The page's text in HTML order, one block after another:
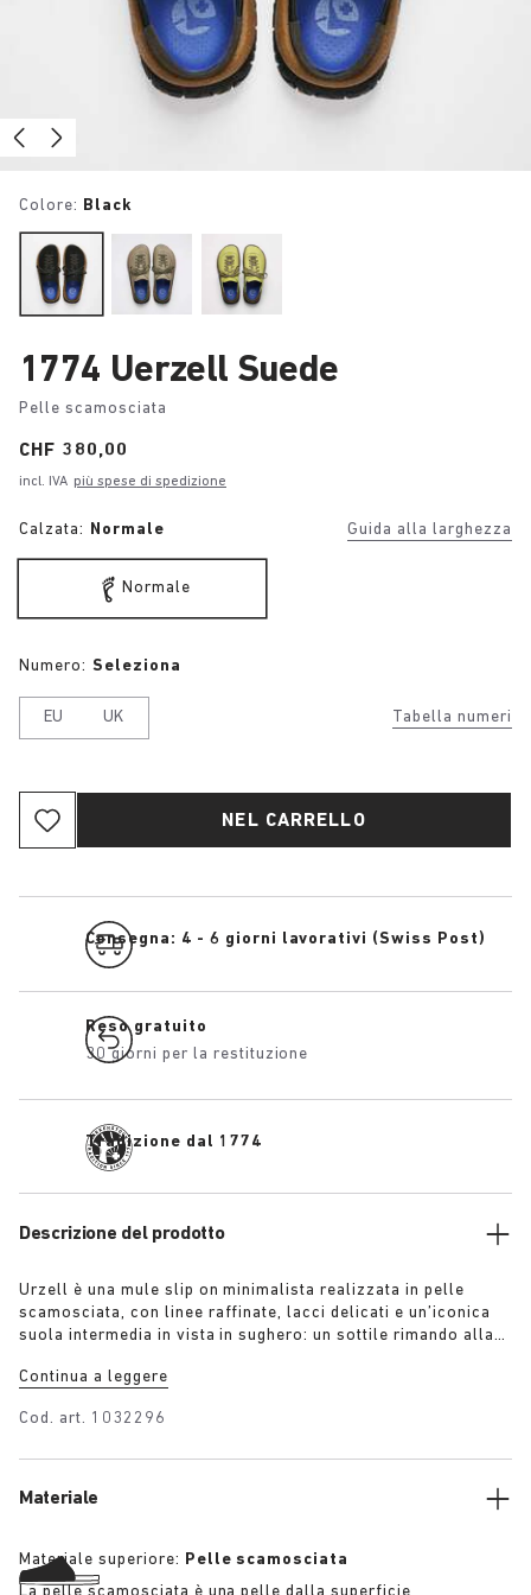
Colore: Black
1774 Uerzell Suede
Pelle scamosciata
Price:
CHF 380,00
incl. IVA più spese di spedizione
Calzata: Normale Guida alla larghezza
Normale
Tabella numeri
Numero: Seleziona
EU UK
NEL CARRELLO
Consegna: 4 - 6 giorni lavorativi (Swiss Post)
Reso gratuito
30 giorni per la restituzione
Tradizione dal 1774
Descrizione del prodotto
Urzell è una mule slip on minimalista realizzata in pelle
scamosciata, con linee raffinate, lacci delicati e un’iconica
suola intermedia in vista in sughero: un sottile rimando alla
sobria, è disponibile nelle sfumature tono su tono di tortora,
Continua a leggere
Cod. art. 1032296
Materiale
Materiale superiore: Pelle scamosciata